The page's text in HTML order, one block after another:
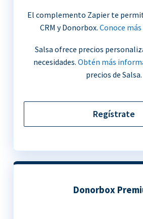
El complemento Zapier te
CRM y Donorbox. Conoce más
Salsa ofrece precios
necesidades. Obtén más
precios de Salsa.
Regístrate
Donorbox